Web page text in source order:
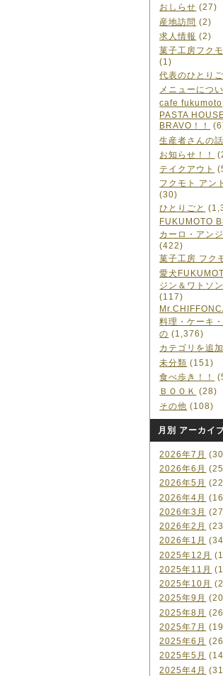
おしらせ (27)
産地訪問 (2)
求人情報 (2)
菓子工房フク
(1)
代表のひとりご
メニューにつ
cafe fukumoto
PASTA
BRAVO！！
生産者さんの話
お知らせ！！
テイクアウト
フクモト アン
(30)
ひとりごと
FUKUMOTO
カーロ・アン
(422)
菓子工房 フク
愛犬
ジン＆ワトソ
(117)
料理・ケーキ
の (1,376)
カテゴリを追加
未分類 (151)
食べ歩き！！
ＢＯＯＫ (28)
その他 (108)
月別 アーカイ
2026年7月
2026年6月
2026年5月
2026年4月
2026年3月
2026年2月
2026年1月
2025年12月
2025年11月
2025年10月
2025年9月
2025年8月
2025年7月
2025年6月
2025年5月
2025年4月